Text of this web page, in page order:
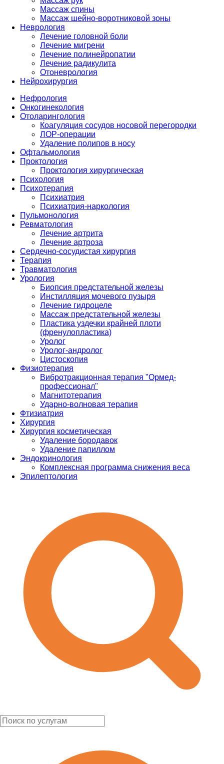
Массаж спины
Массаж шейно-воротниковой зоны
Неврология
Лечение головной боли
Лечение мигрени
Лечение полинейропатии
Лечение радикулита
Отоневрология
Нейрохирургия
Нефрология
Онкогинекология
Отоларингология
Коагуляция сосудов носовой перегородки
ЛОР-операции
Удаление полипов в носу
Офтальмология
Проктология
Проктология хирургическая
Психология
Психотерапия
Психиатрия
Психиатрия-наркология
Пульмонология
Ревматология
Лечение артрита
Лечение артроза
Сердечно-сосудистая хирургия
Терапия
Травматология
Урология
Биопсия предстательной железы
Инстилляция мочевого пузыря
Лечение гидроцеле
Массаж предстательной железы
Пластика уздечки крайней плоти
(френулопластика)
Уролог
Уролог-андролог
Цистоскопия
Физиотерапия
Вибротракционная терапия "Ормед-
профессионал"
Магнитотерапия
Ударно-волновая терапия
Фтизиатрия
Хирургия
Хирургия косметическая
Удаление бородавок
Удаление папиллом
Эндокринология
Комплексная программа снижения веса
Эпилептология